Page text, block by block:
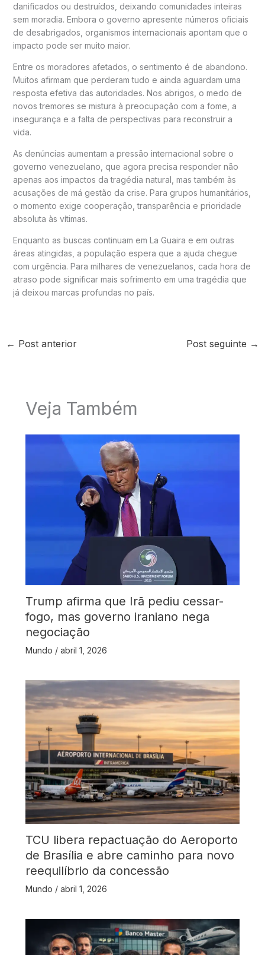
danificados ou destruídos, deixando comunidades inteiras
sem moradia. Embora o governo apresente números oficiais
de desabrigados, organismos internacionais apontam que o
impacto pode ser muito maior.
Entre os moradores afetados, o sentimento é de abandono.
Muitos afirmam que perderam tudo e ainda aguardam uma
resposta efetiva das autoridades. Nos abrigos, o medo de
novos tremores se mistura à preocupação com a fome, a
insegurança e a falta de perspectivas para reconstruir a
vida.
As denúncias aumentam a pressão internacional sobre o
governo venezuelano, que agora precisa responder não
apenas aos impactos da tragédia natural, mas também às
acusações de má gestão da crise. Para grupos humanitários,
o momento exige cooperação, transparência e prioridade
absoluta às vítimas.
Enquanto as buscas continuam em La Guaira e em outras
áreas atingidas, a população espera que a ajuda chegue
com urgência. Para milhares de venezuelanos, cada hora de
atraso pode significar mais sofrimento em uma tragédia que
já deixou marcas profundas no país.
← Post anterior Post seguinte →
Veja Também
Trump afirma que Irã pediu cessar-
fogo, mas governo iraniano nega
negociação
Mundo / abril 1, 2026
TCU libera repactuação do Aeroporto
de Brasília e abre caminho para novo
reequilíbrio da concessão
Mundo / abril 1, 2026